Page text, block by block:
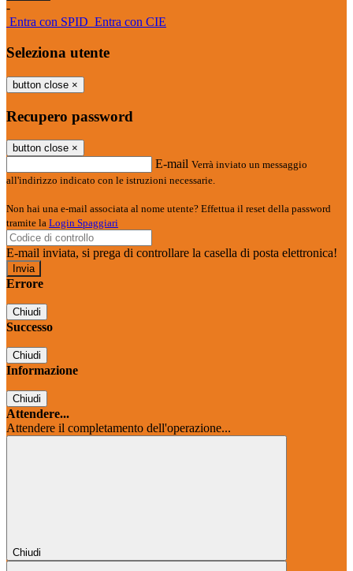
-
Entra con SPID Entra con CIE
Seleziona utente
button close ×
Recupero password
button close ×
E-mail Verrà inviato un messaggio
all'indirizzo indicato con le istruzioni necessarie.
Non hai una e-mail associata al nome utente? Effettua il reset della password
tramite la Login Spaggiari
E-mail inviata, si prega di controllare la casella di posta elettronica!
Errore
Chiudi
Successo
Chiudi
Informazione
Chiudi
Attendere...
Attendere il completamento dell'operazione...
Chiudi